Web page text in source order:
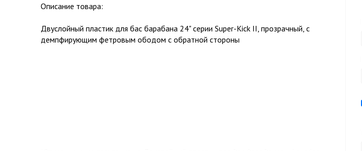
Описание товара:
Двуслойный пластик для бас барабана 24" серии Super-Kick II, прозрачный, с
демпфирующим фетровым ободом с обратной стороны